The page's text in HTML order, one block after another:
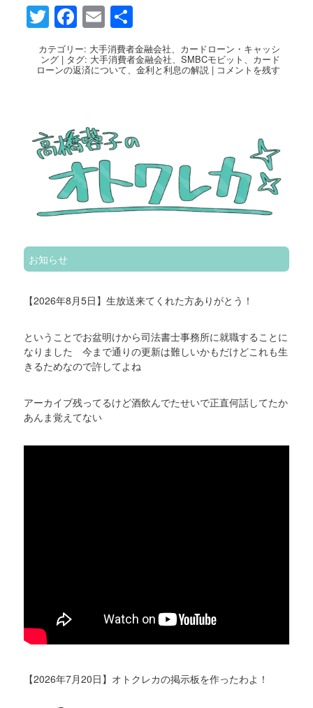
Twitter
Facebook
Email
有
カテゴリー: 大手消費者金融会社、 カードローン・キャッシ
ング | タグ: 大手消費者金融会社、SMBCモビット 、 カード
ローンの返済について、金利と利息の解説 | コメントを残す
お知らせ
【2026年8月5日】生放送来てくれた方ありがとう！
ということでお盆明けから司法書士事務所に就職することに
なりました 今まで通りの更新は難しいかもだけどこれも生
きるためなので許してよね
アーカイブ残ってるけど酒飲んでたせいで正直何話してたか
あんま覚えてない
【2026年7月20日】オトクレカの掲示板を作ったわよ！